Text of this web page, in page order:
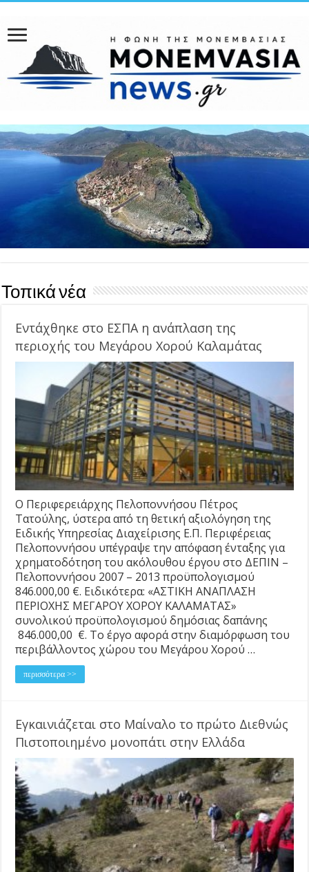
Τοπικά νέα
Εντάχθηκε στο ΕΣΠΑ η ανάπλαση της
περιοχής του Μεγάρου Χορού Καλαμάτας
Ο Περιφερειάρχης Πελοποννήσου Πέτρος
Τατούλης, ύστερα από τη θετική αξιολόγηση της
Ειδικής Υπηρεσίας Διαχείρισης Ε.Π. Περιφέρειας
Πελοποννήσου υπέγραψε την απόφαση ένταξης για
χρηματοδότηση του ακόλουθου έργου στο ΔΕΠΙΝ –
Πελοποννήσου 2007 – 2013 προϋπολογισμού
846.000,00 €. Ειδικότερα: «ΑΣΤΙΚΗ ΑΝΑΠΛΑΣΗ
ΠΕΡΙΟΧΗΣ ΜΕΓΑΡΟΥ ΧΟΡΟΥ ΚΑΛΑΜΑΤΑΣ»
συνολικού προϋπολογισμού δημόσιας δαπάνης
846.000,00 €. Το έργο αφορά στην διαμόρφωση του
περιβάλλοντος χώρου του Μεγάρου Χορού …
περισσότερα >>
Εγκαινιάζεται στο Μαίναλο το πρώτο Διεθνώς
Πιστοποιημένο μονοπάτι στην Ελλάδα